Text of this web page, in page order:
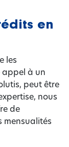
en
les
appel à un
peut être
nous
de
mensualités